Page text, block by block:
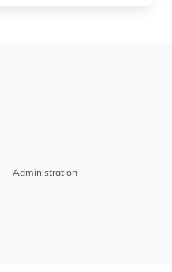
Administration